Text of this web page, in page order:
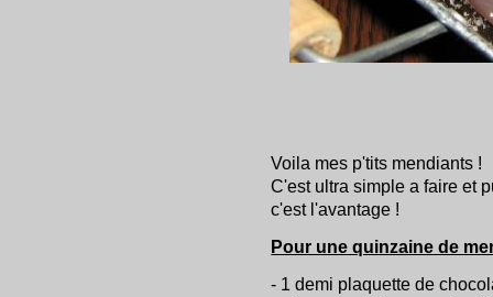
Voila mes p'tits mendiants !
C'est ultra simple a faire et
c'est l'avantage !
Pour une quinzaine de
- 1 demi plaquette de